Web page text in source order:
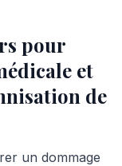
pour
et
de
un dommage